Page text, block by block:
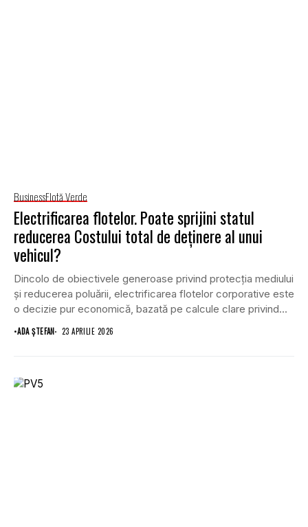
BusinessFlotă Verde
Electrificarea flotelor. Poate sprijini statul
reducerea Costului total de deținere al unui
vehicul?
Dincolo de obiectivele generoase privind protecția mediului
și reducerea poluării, electrificarea flotelor corporative este
o decizie pur economică, bazată pe calcule clare privind...
•ADA ȘTEFAN 23 APRILIE 2026